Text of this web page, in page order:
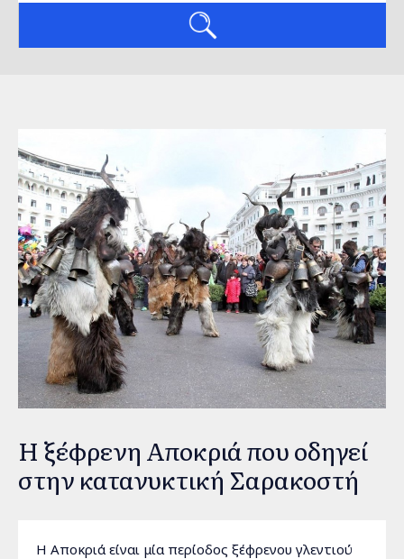
Η ξέφρενη Αποκριά που οδηγεί
στην κατανυκτική Σαρακοστή
Η Αποκριά είναι μία περίοδος ξέφρενου γλεντιού